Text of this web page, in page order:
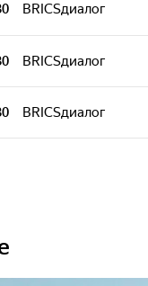
BRICSдиалог
BRICSдиалог
BRICSдиалог